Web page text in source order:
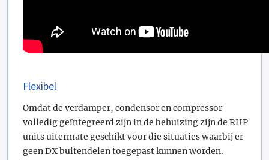
Flexibel
Omdat de verdamper, condensor en compressor
volledig geïntegreerd zijn in de behuizing zijn de RHP
units uitermate geschikt voor die situaties waarbij er
geen DX buitendelen toegepast kunnen worden.